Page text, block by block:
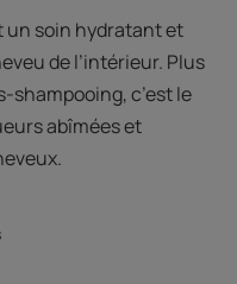
un soin hydratant et
de l’intérieur. Plus
shampooing, c’est le
abîmées et